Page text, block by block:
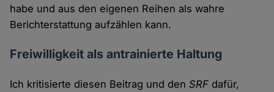
habe und aus den eigenen Reihen als wahre
Berichterstattung aufzählen kann.
Freiwilligkeit als antrainierte Haltung
Ich kritisierte diesen Beitrag und denSRF dafür,